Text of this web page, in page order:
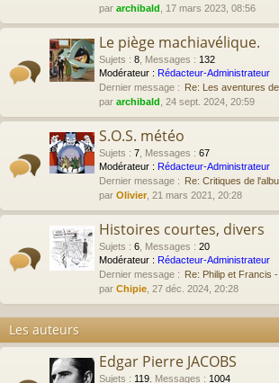
par archibald , 17 mars 2023, 08:56
Le piège machiavélique.
Sujets : 8 Messages : 132
Modérateur : Rédacteur-Administrateur
Dernier message : Re: Les aventures
par archibald , 24 sept. 2024, 20:59
S.O.S. météo
Sujets : 7 Messages : 67
Modérateur : Rédacteur-Administrateur
Dernier message : Re: Critiques de
par Olivier , 21 mars 2021, 20:28
Histoires courtes, divers
Sujets : 6 Messages : 20
Modérateur : Rédacteur-Administrateur
Dernier message : Re: Philip et Francis
par Chipie , 27 déc. 2024, 20:28
Les auteurs
Edgar Pierre JACOBS
Sujets : 119 Messages : 1004